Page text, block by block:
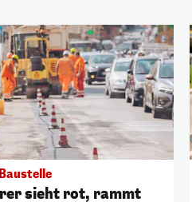
sieht rot, rammt